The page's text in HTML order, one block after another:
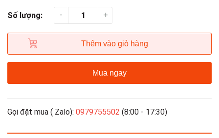
Số lượng: - +
Thêm vào giỏ hàng
Mua ngay
Gọi đặt mua ( Zalo): 0979755502 (8:00 - 17:30)